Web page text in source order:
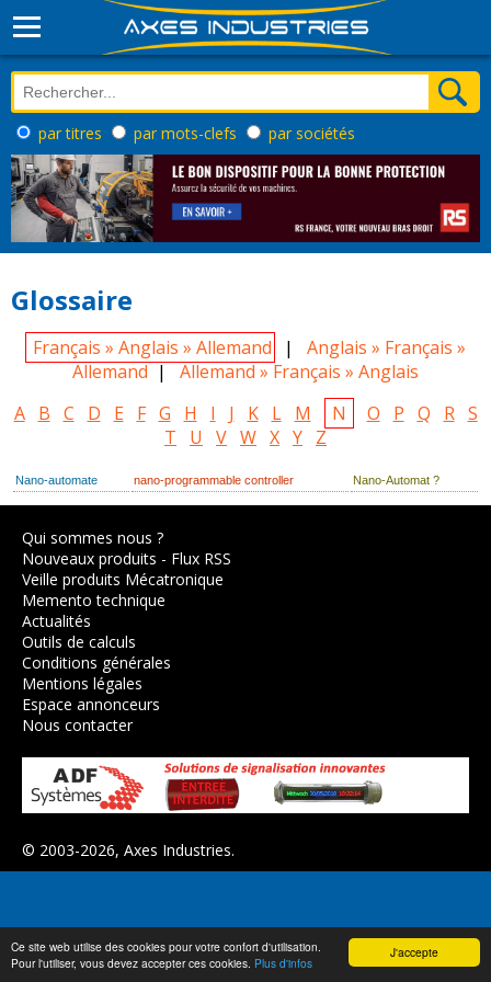
J'accepte
Ce site web utilise des cookies pour votre confort d'utilisation.
Pour l'utiliser, vous devez accepter ces cookies. Plus d'infos
par titres par mots-clefs par sociétés
Glossaire
Français » Anglais » Allemand | Anglais » Français »
Allemand | Allemand » Français » Anglais
A
B C D E F G H I J K L M N O P Q R S
T
U V W X Y Z
Nano-automate nano-programmable controller Nano-Automat ?
Qui sommes nous ?
Nouveaux produits - Flux RSS
Veille produits Mécatronique
Memento technique
Actualités
Outils de calculs
Conditions générales
Mentions légales
Espace annonceurs
Nous contacter
© 2003-2026, Axes Industries.